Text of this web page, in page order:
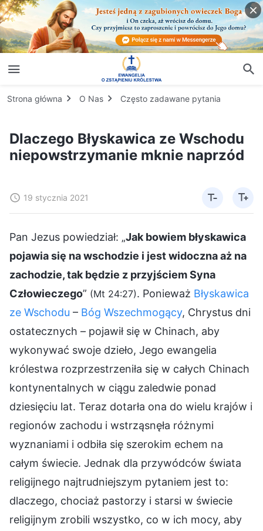
Strona główna O Nas Często zadawane pytania
Dlaczego Błyskawica ze Wschodu
niepowstrzymanie mknie naprzód
19 stycznia 2021
Pan Jezus powiedział: „Jak bowiem błyskawica
pojawia się na wschodzie i jest widoczna aż na
zachodzie, tak będzie z przyjściem Syna
Człowieczego” (Mt 24:27). Ponieważ Błyskawica
ze Wschodu – Bóg Wszechmogący, Chrystus dni
ostatecznych – pojawił się w Chinach, aby
wykonywać swoje dzieło, Jego ewangelia
królestwa rozprzestrzeniła się w całych Chinach
kontynentalnych w ciągu zaledwie ponad
dziesięciu lat. Teraz dotarła ona do wielu krajów i
regionów zachodu i wstrząsnęła różnymi
wyznaniami i odbiła się szerokim echem na
całym świecie. Jednak dla przywódców świata
religijnego najtrudniejszym pytaniem jest to:
dlaczego, chociaż pastorzy i starsi w świecie
religijnym zrobili wszystko, co w ich mocy, aby